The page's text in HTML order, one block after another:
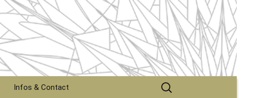
Infos & Contact
Rechercher :